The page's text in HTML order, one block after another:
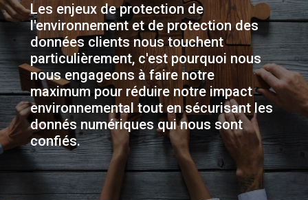
Les enjeux de protection de
l'environnement et de protection des
données clients nous touchent
particulièrement, c'est pourquoi nous
nous engageons à faire notre
maximum pour réduire notre impact
environnemental tout en sécurisant les
donnés numériques qui nous sont
confiés.